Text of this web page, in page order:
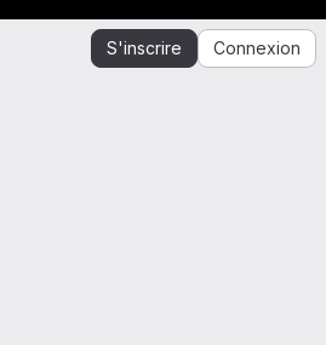
S'inscrire Connexion